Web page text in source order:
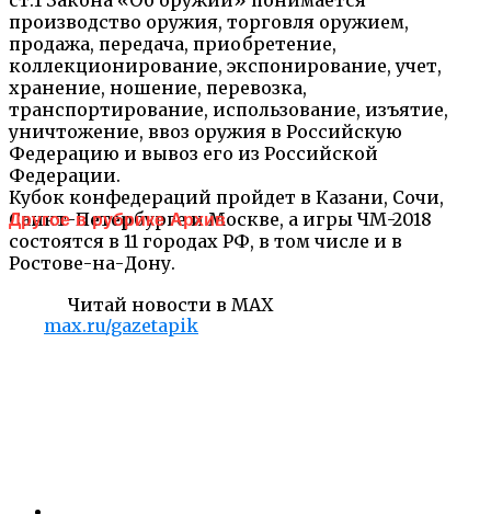
производство оружия, торговля оружием,
продажа, передача, приобретение,
коллекционирование, экспонирование, учет,
хранение, ношение, перевозка,
транспортирование, использование, изъятие,
уничтожение, ввоз оружия в Российскую
Федерацию и вывоз его из Российской
Федерации.
Кубок конфедераций пройдет в Казани, Сочи,
Санкт-Петербурге и Москве, а игры ЧМ-2018
состоятся в 11 городах РФ, в том числе и в
Ростове-на-Дону.
Читай новости в MAX
max.ru/gazetapik
Другое в рубрике Архив